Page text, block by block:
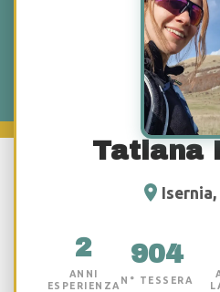
Tatiana
2
ANNI
ESPERIENZA
904
N° TESSERA